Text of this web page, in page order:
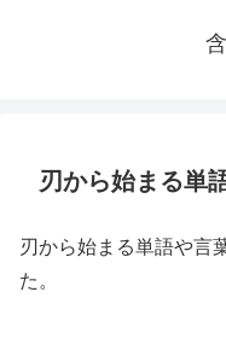
刃から始まる単
刃から始まる単語や言
た。